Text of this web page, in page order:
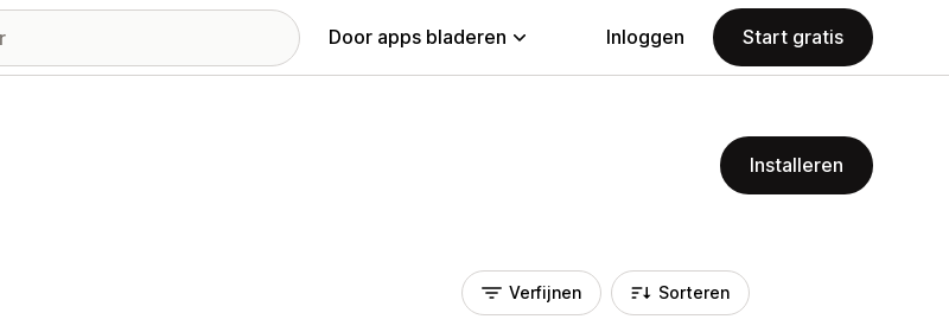
Door apps bladeren Inloggen Start gratis
Installeren
Verfijnen Sorteren